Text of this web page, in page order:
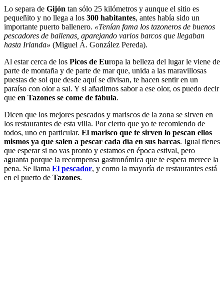
Lo separa de Gijón tan sólo 25 kilómetros y aunque el sitio es
pequeñito y no llega a los 300 habitantes, antes había sido un
importante puerto ballenero. «Tenían fama los tazoneros de buenos
pescadores de ballenas, aparejando varios barcos que llegaban
hasta Irlanda» (Miguel Á. González Pereda).
Al estar cerca de los Picos de Europa la belleza del lugar le viene de
parte de montaña y de parte de mar que, unida a las maravillosas
puestas de sol que desde aquí se divisan, te hacen sentir en un
paraíso con olor a sal. Y si añadimos sabor a ese olor, os puedo decir
que en Tazones se come de fábula.
Dicen que los mejores pescados y mariscos de la zona se sirven en
los restaurantes de esta villa. Por cierto que yo te recomiendo de
todos, uno en particular. El marisco que te sirven lo pescan ellos
mismos ya que salen a pescar cada día en sus barcas. Igual tienes
que esperar si no vas pronto y estamos en época estival, pero
aguanta porque la recompensa gastronómica que te espera merece la
pena. Se llama El pescador, y como la mayoría de restaurantes está
en el puerto de Tazones.